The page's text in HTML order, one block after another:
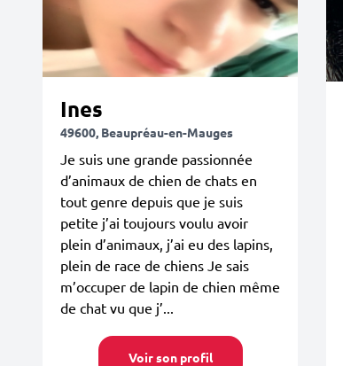
Ines
49600, Beaupréau-en-Mauges
Je suis une grande passionnée
d’animaux de chien de chats en
tout genre depuis que je suis
petite j’ai toujours voulu avoir
plein d’animaux, j’ai eu des lapins,
plein de race de chiens Je sais
m’occuper de lapin de chien même
de chat vu que j’...
Voir son profil